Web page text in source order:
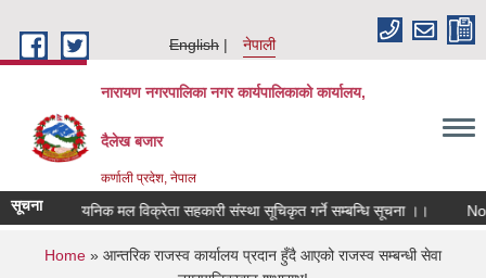
English
नेपाली
नारायण नगरपालिका नगर कार्यपालिकाको कार्यालय,
दैलेख बजार
कर्णाली प्रदेश, नेपाल
सूचनारासायनिक मल विक्रेता सहकारी संस्था सूचिकृत गर्ने सम्बन्धि सूचना ।।
You are here
Home » आन्तरिक राजस्व कार्यालय प्रदान हुँदै आएको राजस्व सम्बन्धी सेवा